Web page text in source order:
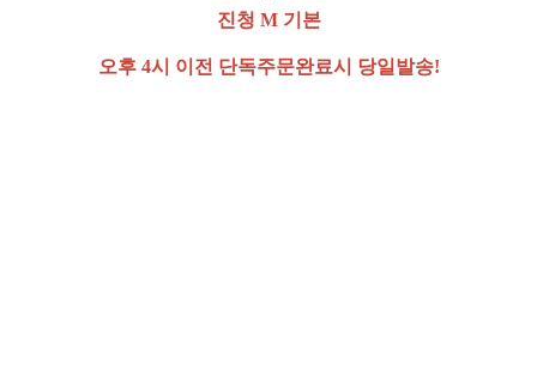
진청 M 기본
오후 4시 이전 단독주문완료시 당일발송!